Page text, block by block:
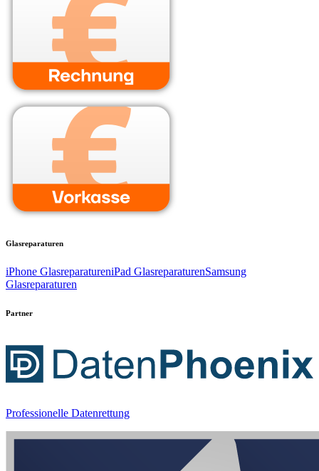
Glasreparaturen
iPhone GlasreparatureniPad GlasreparaturenSamsung
Glasreparaturen
Partner
Professionelle Datenrettung